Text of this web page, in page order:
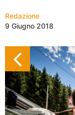
Redazione
9 Giugno 2018